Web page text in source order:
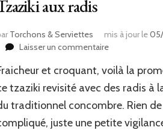
aux radis
Torchons & Serviettes mis à jour le
Laisser un commentairesur
aux
radis
et croquant, voilà la
tzaziki revisité avec des radis à
traditionnel concombre. Rien de
juste une petite